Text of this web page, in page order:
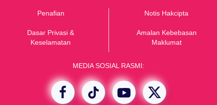
Penafian
Dasar Privasi &
Keselamatan
Notis Hakcipta
Amalan Kebebasan
Maklumat
MEDIA SOSIAL RASMI: